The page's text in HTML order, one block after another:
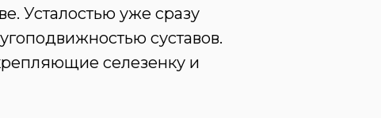
Усталостью уже сразу
суставов.
селезенку и